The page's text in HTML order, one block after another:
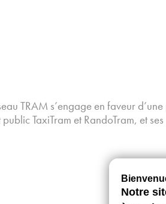
TRAM s’engage en faveur
TaxiTram et RandoTram, et